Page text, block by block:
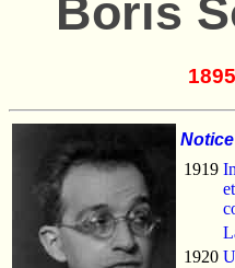
Boris
1919
1920